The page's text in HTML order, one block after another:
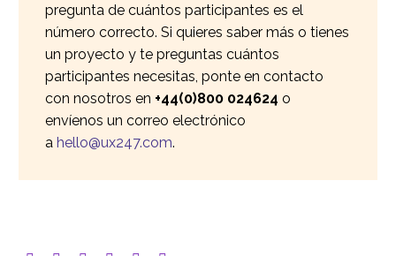
pregunta de cuántos participantes es el
número correcto. Si quieres saber más o tienes
un proyecto y te preguntas cuántos
participantes necesitas, ponte en contacto
con nosotros en +44(0)800 024624 o
envíenos un correo electrónico
a hello@ux247.com.